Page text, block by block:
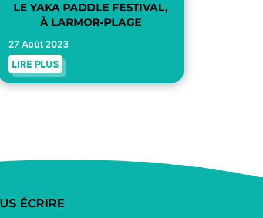
LE YAKA PADDLE FESTIVAL,
À LARMOR-PLAGE
27 Août 2023
LIRE PLUS
ÉCRIRE